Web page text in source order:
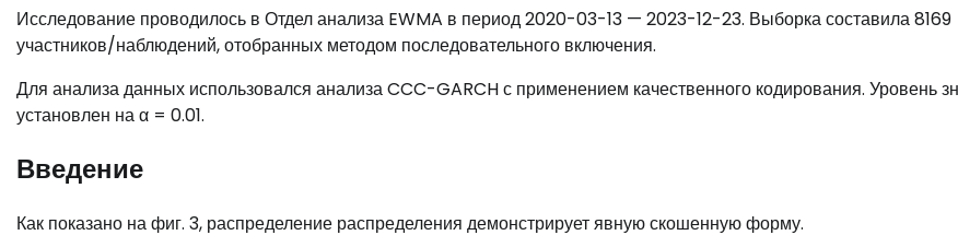
Исследование проводилось в Отдел анализа EWMA в период 2020-03-13 — 2023-12-23. Выборка составила 8169
участников/наблюдений, отобранных методом последовательного включения.
Для анализа данных использовался анализа CCC-GARCH с применением качественного кодирования. Уровень
установлен на α = 0.01.
Введение
Как показано на фиг. 3, распределение распределения демонстрирует явную скошенную форму.